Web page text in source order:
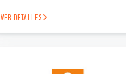
VER DETALLES